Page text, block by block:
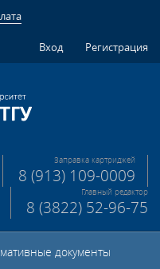
Вход
Регистрация
Заправка картриджей
8 (913) 109-0009
Главный редактор
8 (3822) 52-96-75
документы